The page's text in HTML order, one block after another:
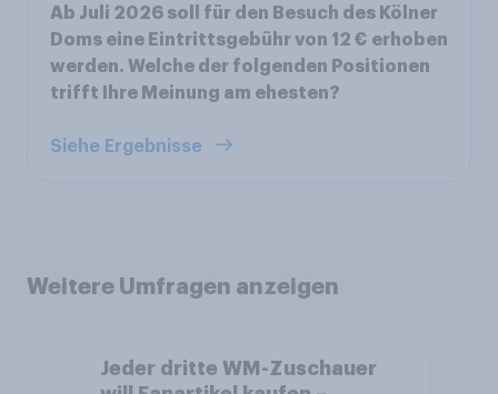
Ab Juli 2026 soll für den Besuch des Kölner
Doms eine Eintrittsgebühr von 12 € erhoben
werden. Welche der folgenden Positionen
trifft Ihre Meinung am ehesten?
Siehe Ergebnisse
Weitere Umfragen anzeigen
Jeder dritte WM-Zuschauer